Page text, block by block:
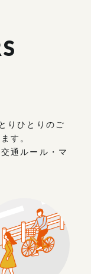
りひとりのご
す。
通ルール・マ